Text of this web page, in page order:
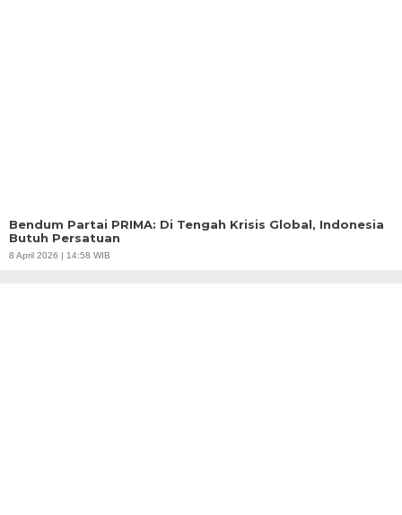
Bendum Partai PRIMA: Di Tengah Krisis Global, Indonesia
Butuh Persatuan
8 April 2026 | 14:58 WIB